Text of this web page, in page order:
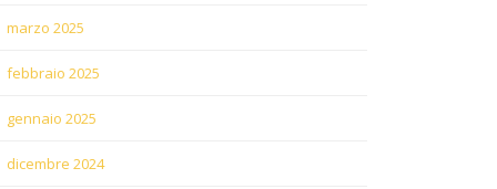
marzo 2025
febbraio 2025
gennaio 2025
dicembre 2024